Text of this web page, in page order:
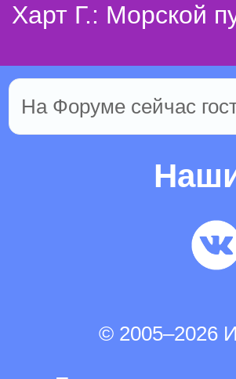
Харт Г.: Морской
На Форуме сейчас
© 2005–2026